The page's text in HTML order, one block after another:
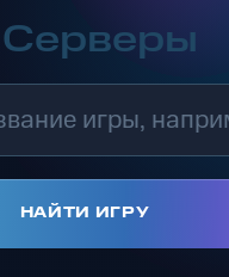
В этих играх акцент
миссии и
в кооператив
усилия с
для достижения
В этой категории вы
Серверы
НАЙТИ ИГРУ